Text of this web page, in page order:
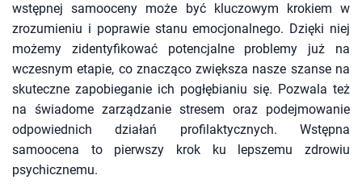
wstępnej samooceny może być kluczowym krokiem w
zrozumieniu i poprawie stanu emocjonalnego. Dzięki niej
możemy zidentyfikować potencjalne problemy już na
wczesnym etapie, co znacząco zwiększa nasze szanse na
skuteczne zapobieganie ich pogłębianiu się. Pozwala też
na świadome zarządzanie stresem oraz podejmowanie
odpowiednich działań profilaktycznych. Wstępna
samoocena to pierwszy krok ku lepszemu zdrowiu
psychicznemu.